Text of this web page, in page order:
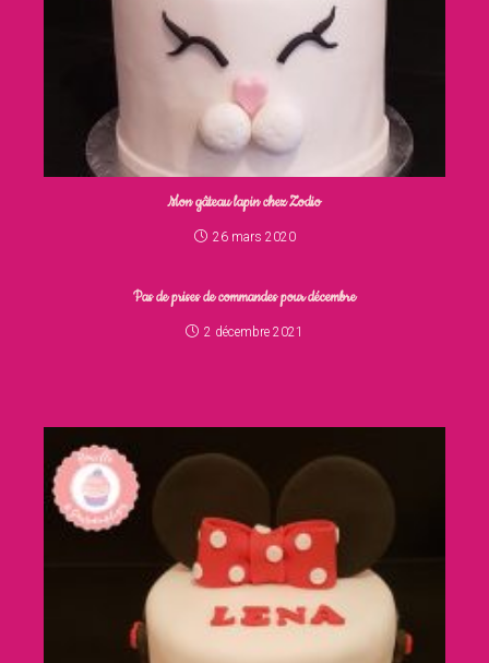
Mon gâteau lapin chez Zodio
26 mars 2020
Pas de prises de commandes pour décembre
2 décembre 2021